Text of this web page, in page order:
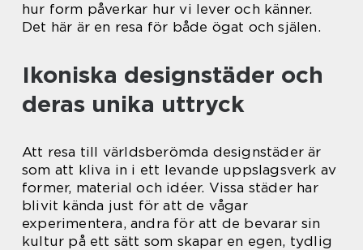
hur form påverkar hur vi lever och känner.
Det här är en resa för både ögat och själen.
Ikoniska designstäder och
deras unika uttryck
Att resa till världsberömda designstäder är
som att kliva in i ett levande uppslagsverk av
former, material och idéer. Vissa städer har
blivit kända just för att de vågar
experimentera, andra för att de bevarar sin
kultur på ett sätt som skapar en egen, tydlig